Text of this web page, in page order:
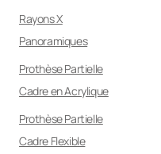
Rayons X
Panoramiques
Prothèse Partielle
Cadre en Acrylique
Prothèse Partielle
Cadre Flexible